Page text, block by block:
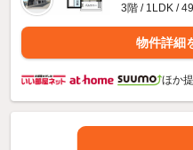
3階 / 1LDK /
物件詳細
ほか